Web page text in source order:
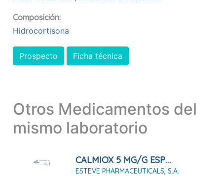
Composición:
Hidrocortisona
Prospecto Ficha técnica
Otros Medicamentos del
mismo laboratorio
CALMIOX 5 MG/G ESPUMA CUTÁNEA , 1 FRASCO DE 50 G
ESTEVE PHARMACEUTICALS, S.A.